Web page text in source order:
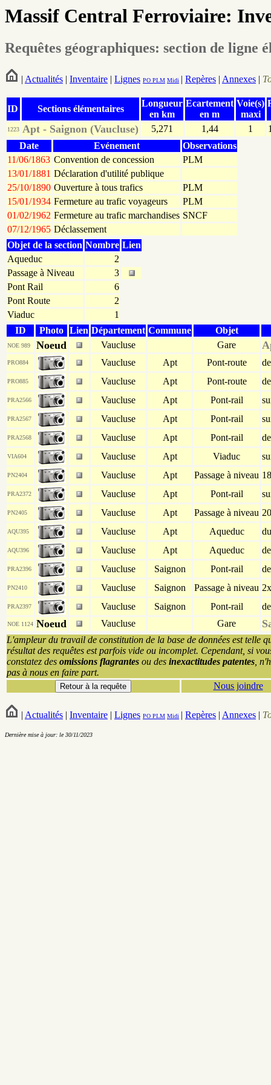
Massif Central Ferroviaire:
Requêtes géographiques: section de ligne
| Actualités | Inventaire | Lignes PO PLM Midi | Repères | Annexes |
ID Sections élémentaires
Longueur
en km
Ecartement
en m
Voie(s)
maxi
1223 Apt - Saignon (Vaucluse) 5,271 1,44 1
Date
Evénement
Observations
11/06/1863 Convention de concession
PLM
13/01/1881 Déclaration d'utilité publique
25/10/1890 Ouverture à tous trafics
PLM
15/01/1934 Fermeture au trafic voyageurs
PLM
01/02/1962 Fermeture au trafic marchandises SNCF
07/12/1965 Déclassement
Objet de la section Nombre Lien
Aqueduc
2
Passage à Niveau
3
Pont Rail
6
Pont Route
2
Viaduc
1
ID
Photo Lien Département Commune Objet
NOE 989 Noeud Vaucluse Gare
PRO884 Vaucluse Apt Pont-route
PRO885 Vaucluse Apt Pont-route
PRA2566 Vaucluse Apt Pont-rail
PRA2567 Vaucluse Apt Pont-rail
PRA2568 Vaucluse Apt Pont-rail
VIA604 Vaucluse Apt Viaduc
PN2404 Vaucluse Apt Passage à niveau 18
PRA2372 Vaucluse Apt Pont-rail
PN2405 Vaucluse Apt Passage à niveau 20
AQU395 Vaucluse Apt Aqueduc
AQU396 Vaucluse Apt Aqueduc
PRA2396 Vaucluse Saignon Pont-rail
PN2410 Vaucluse Saignon Passage à niveau 2x
PRA2397 Vaucluse Saignon Pont-rail
NOE 1124 Noeud Vaucluse Gare
L'ampleur du travail de constitution de la base de données est telle
résultat des requêtes est parfois vide ou incomplet. Cependant, si
constatez des omissions flagrantes ou des inexactitudes patentes ,
pas à nous en faire part.
Nous joindre
| Actualités | Inventaire | Lignes PO PLM Midi | Repères | Annexes |
Dernière mise à jour: le 30/11/2023